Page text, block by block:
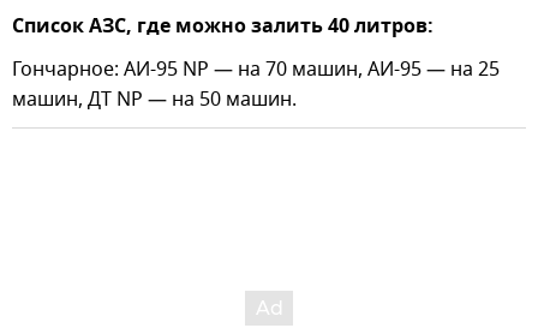
Список АЗС, где можно залить 40 литров:
Гончарное: АИ-95 NP — на 70 машин, АИ-95 — на 25
машин, ДТ NP — на 50 машин.